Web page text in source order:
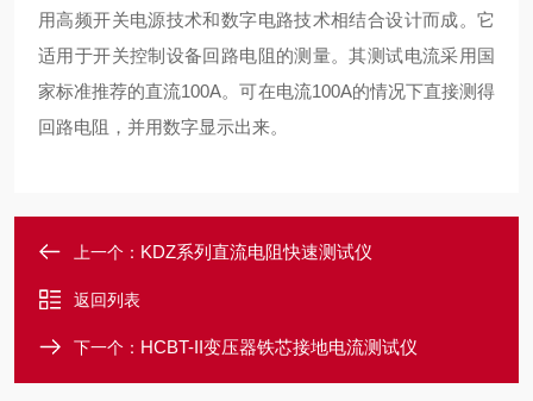
用高频开关电源技术和数字电路技术相结合设计而成。它
适用于开关控制设备回路电阻的测量。其测试电流采用国
家标准推荐的直流100A。可在电流100A的情况下直接测得
回路电阻，并用数字显示出来。
上一个： KDZ系列直流电阻快速测试仪
返回列表
下一个： HCBT-II变压器铁芯接地电流测试仪